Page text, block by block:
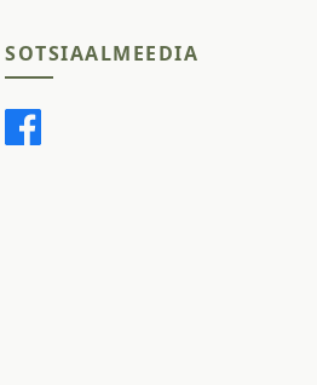
SOTSIAALMEEDIA